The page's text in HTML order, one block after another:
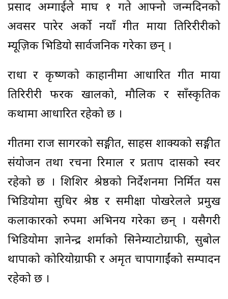
प्रसाद अम्गाईले माघ १ गते आफ्नो जन्मदिनको
अवसर पारेर अर्को नयाँ गीत माया तिरिरीरीको
म्यूज़िक भिडियो सार्वजनिक गरेका छन् ।
राधा र कृष्णको काहानीमा आधारित गीत माया
तिरिरीरी फरक खालको, मौलिक र साँस्कृतिक
कथामा आधारित रहेको छ ।
गीतमा राज सागरको सङ्गीत, साहस शाक्यको सङ्गीत
संयोजन तथा रचना रिमाल र प्रताप दासको स्वर
रहेको छ । शिशिर श्रेष्ठको निर्देशनमा निर्मित यस
भिडियोमा सुधिर श्रेष्ठ र समीक्षा पोखरेलले प्रमुख
कलाकारको रुपमा अभिनय गरेका छन् । यसैगरी
भिडियोमा ज्ञानेन्द्र शर्माको सिनेम्याटोग्राफी, सुबोल
थापाको कोरियोग्राफी र अमृत चापागाईंको सम्पादन
रहेको छ ।